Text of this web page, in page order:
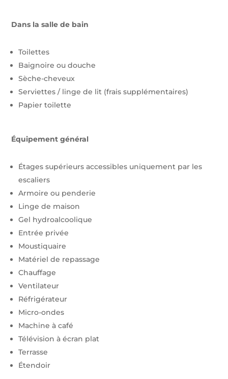
n
Dans la salle de bain
Toilettes
Baignoire ou douche
Sèche-cheveux
Serviettes / linge de lit (frais supplémentaires)
Papier toilette
Équipement général
Étages supérieurs accessibles uniquement par les
escaliers
Armoire ou penderie
Linge de maison
Gel hydroalcoolique
Entrée privée
Moustiquaire
Matériel de repassage
Chauffage
Ventilateur
Réfrigérateur
Micro-ondes
Machine à café
Télévision à écran plat
Terrasse
Étendoir